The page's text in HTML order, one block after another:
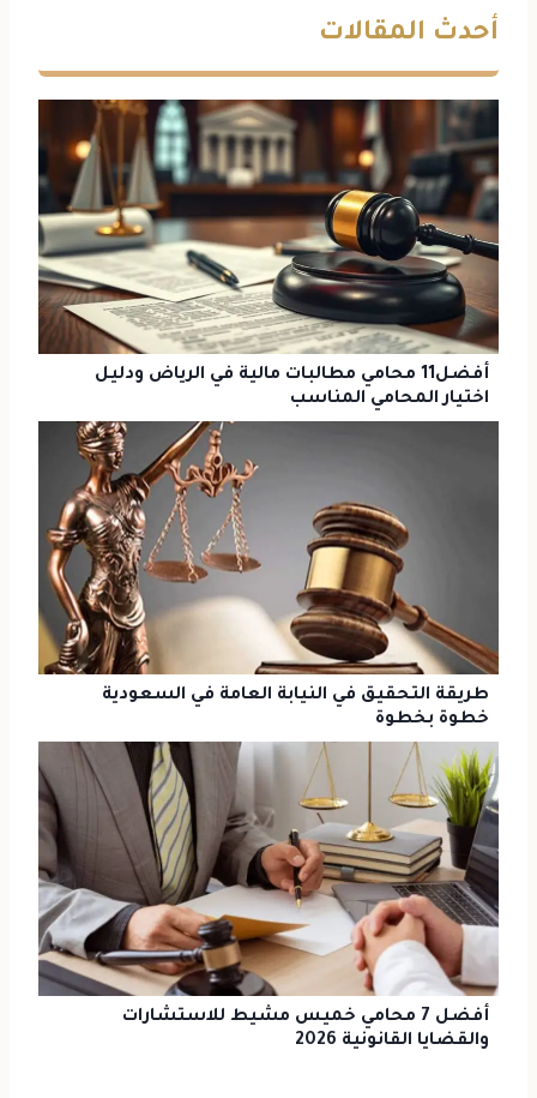
أحدث المقالات
أفضل11 محامي مطالبات مالية في الرياض ودليل
اختيار المحامي المناسب
طريقة التحقيق في النيابة العامة في السعودية
خطوة بخطوة
أفضل 7 محامي خميس مشيط للاستشارات
والقضايا القانونية 2026